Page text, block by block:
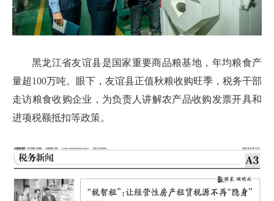
黑龙江省友谊县是国家重要商品粮基地，年均粮食产
量超100万吨。眼下，友谊县正值秋粮收购旺季，税务干部
走访粮食收购企业，为负责人讲解农产品收购发票开具和
进项税额抵扣等政策。